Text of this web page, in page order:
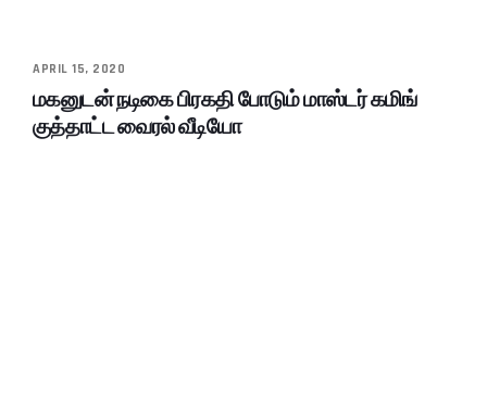
APRIL 15, 2020
மகனுடன் நடிகை பிரகதி போடும் மாஸ்டர் கமிங்
குத்தாட்ட வைரல் வீடியோ